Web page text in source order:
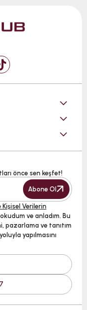
önce sen keşfet!
Abone Ol
Kişisel Verilerin
okudum ve anladım. Bu
pazarlama ve tanıtım
yapılmasını